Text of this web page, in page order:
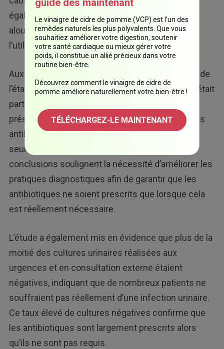
également les coûts des soins de santé et
alourdissent la charge sociétale en raison de
l’utilisation excessive des antibiotiques.
Aux urgences, l’association entre les altérations de
l’état mental et le diagnostic d’infection urinaire était
particulièrement marquée. Tous les patients se
présentant avec de tels symptômes ont reçu des
antibiotiques, alors qu’une faible proportion
seulement présentait des signes urinaires. Ces
conclusions soulignent la nécessité d’améliorer les
pratiques diagnostiques afin de garantir que les
antibiotiques ne soient prescrits que lorsque cela
est réellement nécessaire.
L’étude a également mis en évidence que plus de la
moitié des cultures urinaires réalisées aux
urgences et en consultation externe étaient
négatives, indiquant que de nombreux patients ne
souffraient pas réellement d’une infection urinaire.
Ce taux élevé de cultures négatives confirme que
les antibiotiques sont largement prescrits alors
qu’ils ne sont pas requis.
guide dès maintenant
Le vinaigre de cidre de pomme (VCP) est l’un des
remèdes naturels les plus polyvalents. Que vous
souhaitiez améliorer votre digestion, soutenir
votre santé cardiaque ou mieux gérer votre
poids, il constitue un allié précieux dans votre
routine bien-être.
Découvrez comment le vinaigre de cidre de
pomme améliore naturellement votre bien-être !
TÉLÉCHARGEZ-LE MAINTENANT